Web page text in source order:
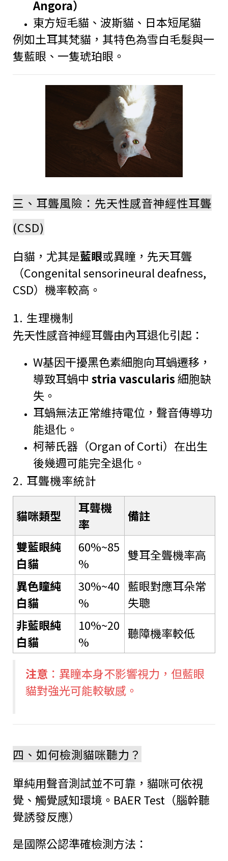
Angora）
東方短毛貓、波斯貓、日本短尾貓
例如土耳其梵貓，其特色為雪白毛髮與一
隻藍眼、一隻琥珀眼。
三、耳聾風險：先天性感音神經性耳聾
(CSD)
白貓，尤其是藍眼或異瞳，先天耳聾
（Congenital sensorineural deafness,
CSD）機率較高。
1. 生理機制
先天性感音神經耳聾由內耳退化引起：
W基因干擾黑色素細胞向耳蝸遷移，
導致耳蝸中 stria vascularis細胞缺
失。
耳蝸無法正常維持電位，聲音傳導功
能退化。
柯蒂氏器（Organ of Corti）在出生
後幾週可能完全退化。
2. 耳聾機率統計
貓咪類型
耳聾機
率
備註
雙藍眼純
白貓
60%~85
%
雙耳全聾機率高
異色瞳純
白貓
30%~40
%
藍眼對應耳朵常
失聰
非藍眼純
白貓
10%~20
%
聽障機率較低
注意 ：異瞳本身不影響視力，但藍眼
貓對強光可能較敏感。
四、如何檢測貓咪聽力？
單純用聲音測試並不可靠，貓咪可依視
覺、觸覺感知環境。BAER Test（腦幹聽
覺誘發反應）
是國際公認準確檢測方法：